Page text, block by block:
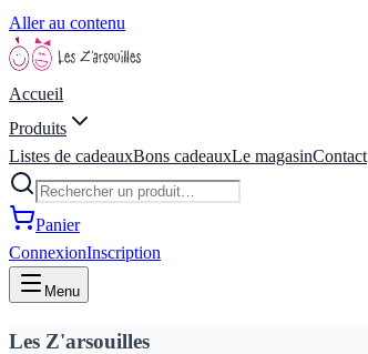
Aller au contenu
Accueil
Produits
Listes de cadeauxBons cadeauxLe magasinContact
Panier
ConnexionInscription
Menu
Les Z'arsouilles